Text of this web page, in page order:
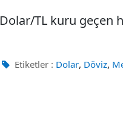
Dolar/TL kuru geçen
Etiketler : Dolar, Döviz,